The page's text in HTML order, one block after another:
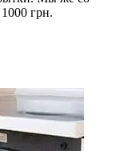
грн.